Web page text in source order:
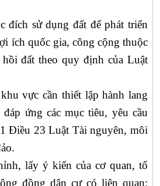
đích sử dụng đất để phát triển
ích quốc gia, công cộng thuộc
đất theo quy định của Luật
vực cần thiết lập hành lang
ứng các mục tiêu, yêu cầu
Điều 23 Luật Tài nguyên, môi
lấy ý kiến của cơ quan, tổ
đồng dân cư có liên quan;